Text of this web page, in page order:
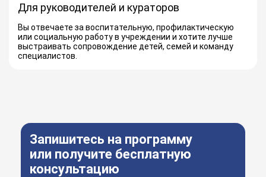
Для руководителей и кураторов
Вы отвечаете за воспитательную, профилактическую
или социальную работу в учреждении и хотите лучше
выстраивать сопровождение детей, семей и команду
специалистов.
Запишитесь на программу
или получите бесплатную
консультацию